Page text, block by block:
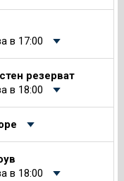
в 17:00
резерват
в 18:00
в 18:00